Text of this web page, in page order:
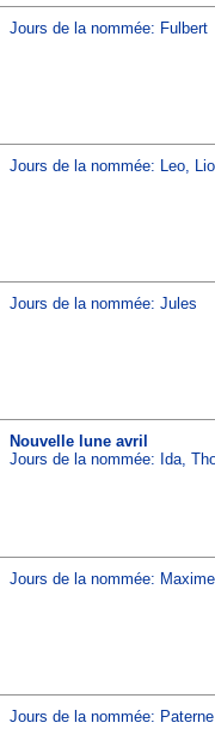
Jours de la nommée: Fulbert
Jours de la nommée: Leo,
Jours de la nommée: Jules
Nouvelle lune avril
Jours de la nommée: Ida,
Jours de la nommée: Maxime
Jours de la nommée: Paterne